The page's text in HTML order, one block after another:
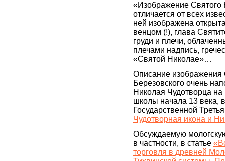
«Изображение Святого
отличается от всех
ней изображена
венцом (!), глава
груди и плечи,
плечами надпись,
«Святой Николае»…
Описание изображения
Березовского очень
Николая Чудотворца на
школы начала 13 века,
Государственной
Чудотворная икона и
Обсуждаемую
в частности, в статье
торговля в древней